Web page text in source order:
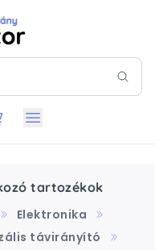
tartozékok
Elektronika
távirányító